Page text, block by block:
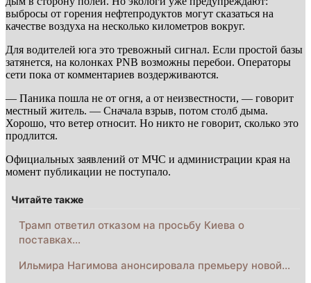
выбросы от горения нефтепродуктов могут сказаться на
качестве воздуха на несколько километров вокруг.
Для водителей юга это тревожный сигнал. Если простой базы
затянется, на колонках PNB возможны перебои. Операторы
сети пока от комментариев воздерживаются.
— Паника пошла не от огня, а от неизвестности, — говорит
местный житель. — Сначала взрыв, потом столб дыма.
Хорошо, что ветер относит. Но никто не говорит, сколько это
продлится.
Официальных заявлений от МЧС и администрации края на
момент публикации не поступало.
Читайте также
Трамп ответил отказом на просьбу Киева о
поставках…
Ильмира Нагимова анонсировала премьеру новой…